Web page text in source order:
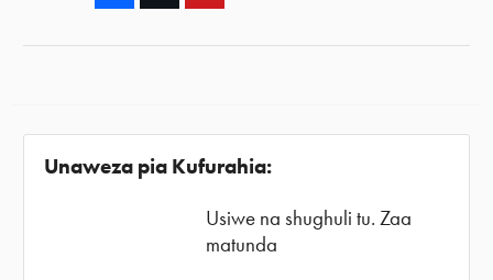
Unaweza pia Kufurahia:
Usiwe na shughuli tu. Zaa
matunda